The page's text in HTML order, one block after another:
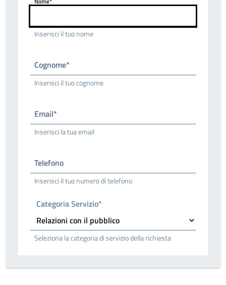
Inserisci il tuo nome
Cognome*
Inserisci il tuo cognome
Email*
Inserisci la tua email
Telefono
Inserisci il tuo numero di telefono
Categoria Servizio*
Seleziona la categoria di servizio della richiesta